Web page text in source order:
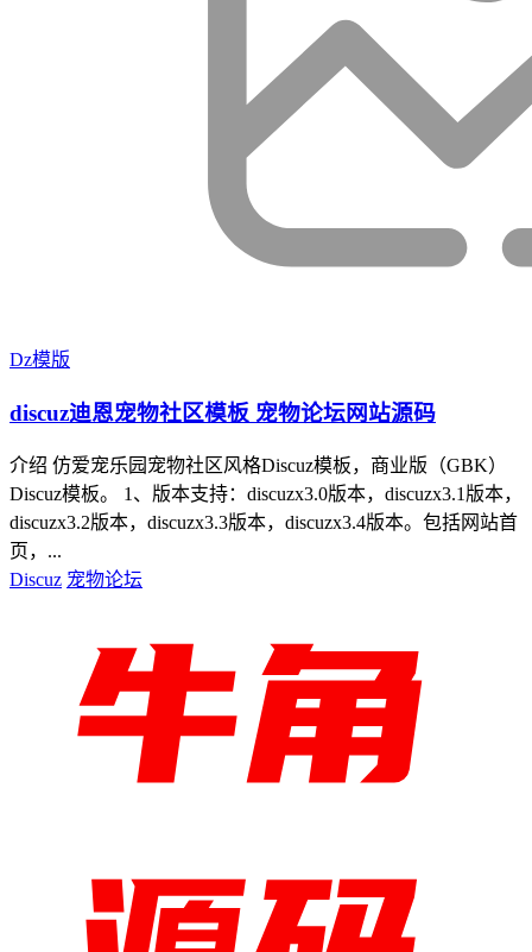
Dz模版
discuz迪恩宠物社区模板 宠物论坛网站源码
介绍 仿爱宠乐园宠物社区风格Discuz模板，商业版（GBK）
Discuz模板。 1、版本支持：discuzx3.0版本，discuzx3.1版本，
discuzx3.2版本，discuzx3.3版本，discuzx3.4版本。包括网站首
页，...
Discuz 宠物论坛